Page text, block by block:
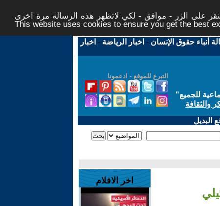
على الزر - موافق - لكي لاتظهر هذه الرسالة مرة اخرى -
This website uses cookies to ensure you get the best
أنباء حقوق الإنسان - اخبار الرياضة - اخبار
التبرع للموقع - ادعمونا
للجميع"
والثقافة
البديل
اخر الافلام